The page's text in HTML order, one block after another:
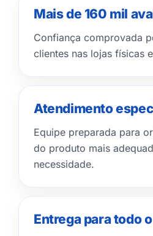
Mais de 160 mil
Confiança comprovada
clientes nas lojas físicas
Atendimento
Equipe preparada para
do produto mais
necessidade.
Entrega para todo